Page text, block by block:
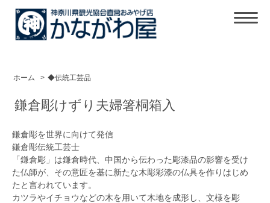
ホーム > ◆伝統工芸品
鎌倉彫けずり夫婦箸桐箱入
鎌倉彫を世界に向けて発信
鎌倉彫伝統工芸士
「鎌倉彫」は鎌倉時代、中国から伝わった彫漆品の影響を受け
た仏師が、その意匠を基に新たな木彫彩漆の仏具を作りはじめ
たと言われています。
カツラやイチョウなどの木を用いて木地を成形し、文様を彫